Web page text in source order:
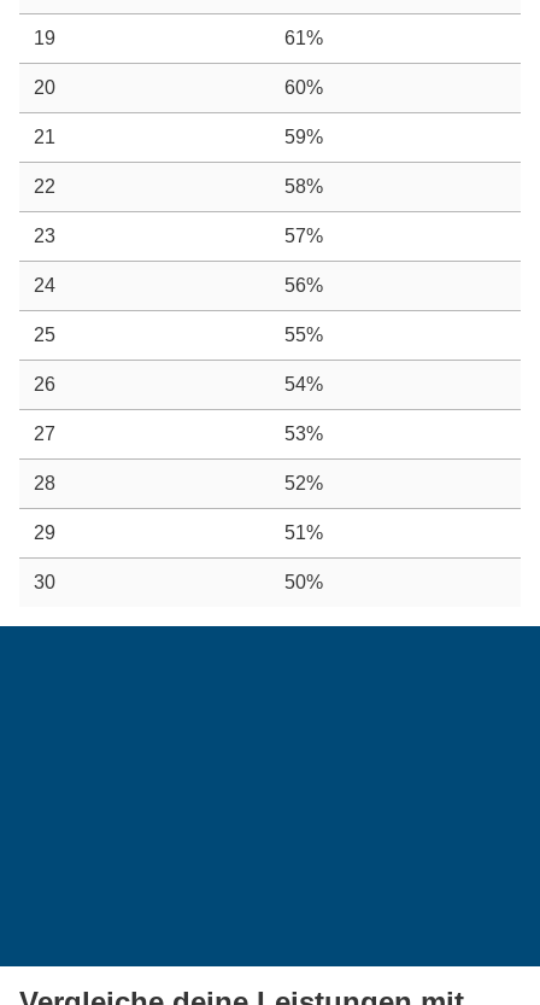
19 61%
20 60%
21 59%
22 58%
23 57%
24 56%
25 55%
26 54%
27 53%
28 52%
29 51%
30 50%